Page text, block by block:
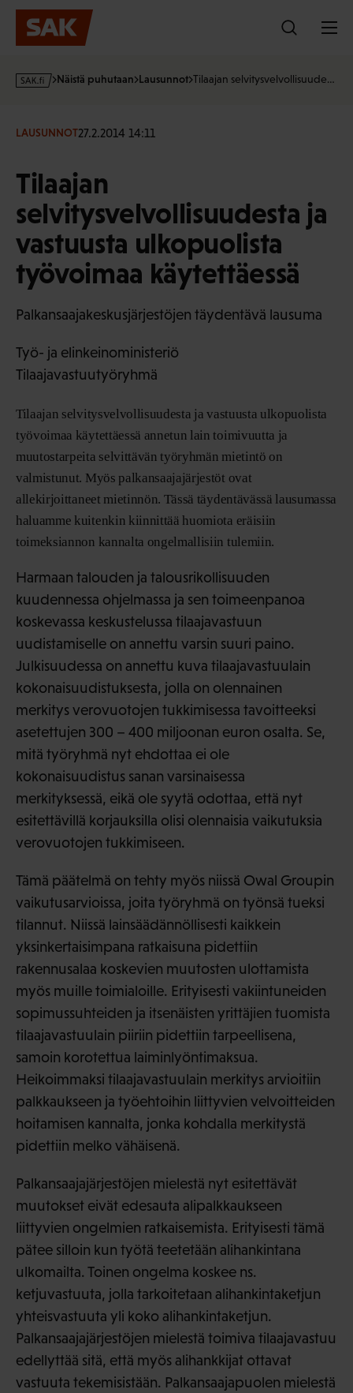
Hyppää
sisältöön
s
·
Näistä puhutaan Lausunnot Tilaajan selvitysvelvollisuude…
LAUSUNNOT27.2.2014 14:11
Tilaajan
selvitysvelvollisuudesta ja
vastuusta ulkopuolista
työvoimaa käytettäessä
Palkansaajakeskusjärjestöjen täydentävä lausuma
Työ- ja elinkeinoministeriö
Tilaajavastuutyöryhmä
Tilaajan selvitysvelvollisuudesta ja vastuusta ulkopuolista
työvoimaa käytettäessä annetun lain toimivuutta ja
muutostarpeita selvittävän työryhmän mietintö on
valmistunut. Myös palkansaajajärjestöt ovat
allekirjoittaneet mietinnön. Tässä täydentävässä lausumassa
haluamme kuitenkin kiinnittää huomiota eräisiin
toimeksiannon kannalta ongelmallisiin tulemiin.
Harmaan talouden ja talousrikollisuuden
kuudennessa ohjelmassa ja sen toimeenpanoa
koskevassa keskustelussa tilaajavastuun
uudistamiselle on annettu varsin suuri paino.
Julkisuudessa on annettu kuva tilaajavastuulain
kokonaisuudistuksesta, jolla on olennainen
merkitys verovuotojen tukkimisessa tavoitteeksi
asetettujen 300 – 400 miljoonan euron osalta. Se,
mitä työryhmä nyt ehdottaa ei ole
kokonaisuudistus sanan varsinaisessa
merkityksessä, eikä ole syytä odottaa, että nyt
esitettävillä korjauksilla olisi olennaisia vaikutuksia
verovuotojen tukkimiseen.
Tämä päätelmä on tehty myös niissä Owal Groupin
vaikutusarvioissa, joita työryhmä on työnsä tueksi
tilannut. Niissä lainsäädännöllisesti kaikkein
yksinkertaisimpana ratkaisuna pidettiin
rakennusalaa koskevien muutosten ulottamista
myös muille toimialoille. Erityisesti vakiintuneiden
sopimussuhteiden ja itsenäisten yrittäjien tuomista
tilaajavastuulain piiriin pidettiin tarpeellisena,
samoin korotettua laiminlyöntimaksua.
Heikoimmaksi tilaajavastuulain merkitys arvioitiin
palkkaukseen ja työehtoihin liittyvien velvoitteiden
hoitamisen kannalta, jonka kohdalla merkitystä
pidettiin melko vähäisenä.
Palkansaajajärjestöjen mielestä nyt esitettävät
muutokset eivät edesauta alipalkkaukseen
liittyvien ongelmien ratkaisemista. Erityisesti tämä
pätee silloin kun työtä teetetään alihankintana
ulkomailta. Toinen ongelma koskee ns.
ketjuvastuuta, jolla tarkoitetaan alihankintaketjun
yhteisvastuuta yli koko alihankintaketjun.
Palkansaajajärjestöjen mielestä toimiva tilaajavastuu
edellyttää sitä, että myös alihankkijat ottavat
vastuuta tekemisistään. Palkansaajapuolen mielestä